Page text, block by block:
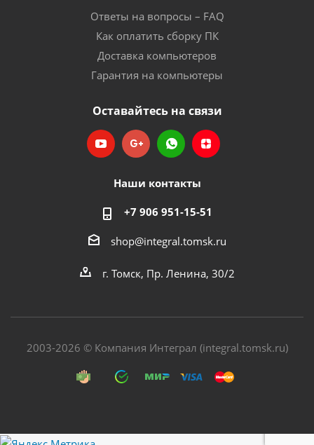
Ответы на вопросы – FAQ
Как оплатить сборку ПК
Доставка компьютеров
Гарантия на компьютеры
Оставайтесь на связи
Наши контакты
+7 906 951-15-51
shop@integral.tomsk.ru
г. Томск, Пр. Ленина, 30/2
2003-2026 © Компания Интеграл (integral.tomsk.ru)